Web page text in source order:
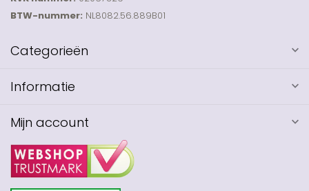
BTW-nummer: NL8082.56.889B01
Categorieën
Informatie
Mijn account